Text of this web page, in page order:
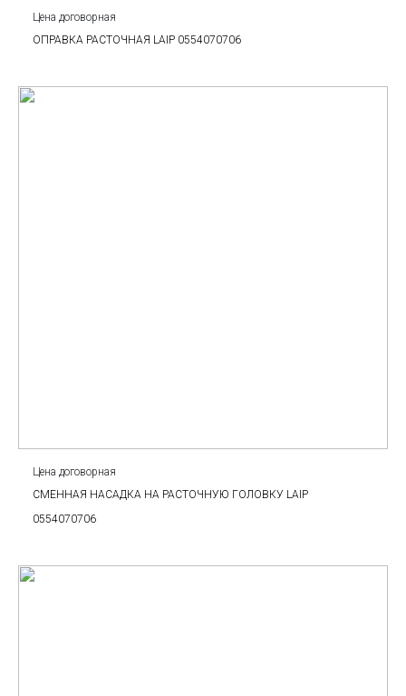
Цена договорная
ОПРАВКА РАСТОЧНАЯ LAIP 0554070706
Цена договорная
СМЕННАЯ НАСАДКА НА РАСТОЧНУЮ ГОЛОВКУ LAIP
0554070706